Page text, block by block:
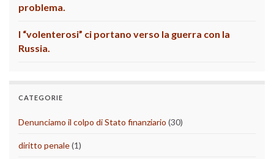
problema.
I “volenterosi” ci portano verso la guerra con la
Russia.
CATEGORIE
Denunciamo il colpo di Stato finanziario (30)
diritto penale(1)